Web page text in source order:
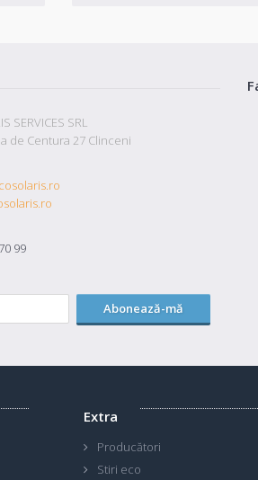
SERVICES SRL
de Centura 27 Clinceni
99
Abonează-mă
Extra
Producători
Stiri eco